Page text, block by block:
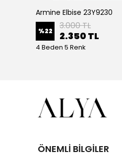
Armine Elbise 23Y9230
%22 3.000 TL
2.350 TL
4 Beden 5 Renk
ÖNEMLİ BİLGİLER